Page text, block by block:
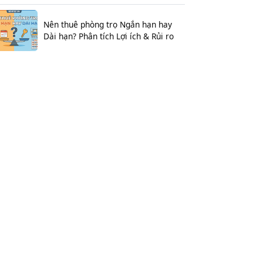
Nên thuê phòng trọ Ngắn hạn hay
Dài hạn? Phân tích Lợi ích & Rủi ro